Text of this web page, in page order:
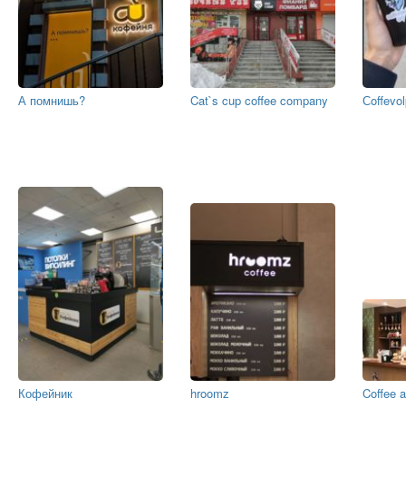
А помнишь? Cat`s cup coffee company
Кофейник hroomz Coffee